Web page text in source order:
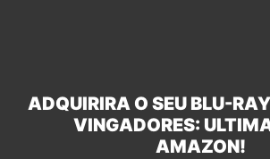
ADQUIRIRA O SEU BLU-
VINGADORES:
AMAZON!